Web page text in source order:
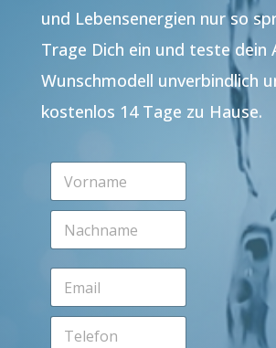
und Lebensenergien nur so
Trage Dich ein und teste dein
Wunschmodell unverbindlich
kostenlos 14 Tage zu Hause.
V
r
m
e
N
c
h
a
m
E
a
T